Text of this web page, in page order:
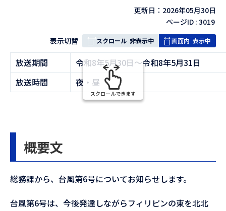
更新日：2026年05月30日
ページID : 3019
表
組
表示切替 スクロール 非表示中 画面内 表示中
放送期間
令和8年5月30日〜令和8年5月31日
放送時間
夜・昼
スクロールできます
概要文
総務課から、台風第6号についてお知らせします。
台風第6号は、今後発達しながらフィリピンの東を北北